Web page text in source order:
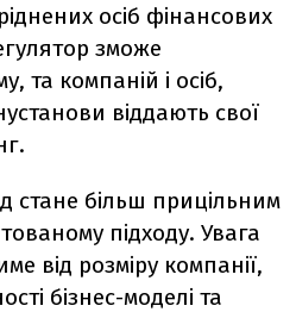
осіб фінансових
зможе
та компаній і осіб,
віддають свої
стане більш прицільним
підходу. Увага
від розміру компанії,
бізнес-моделі та